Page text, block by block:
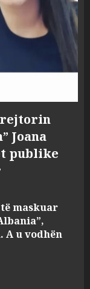
Joana
publike
të maskuar
A u vodhën